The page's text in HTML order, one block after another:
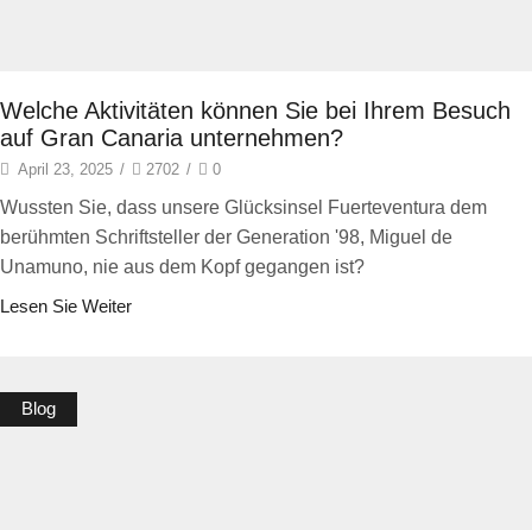
Welche Aktivitäten können Sie bei Ihrem Besuch
auf Gran Canaria unternehmen?
April 23, 2025 / 2702 / 0
Wussten Sie, dass unsere Glücksinsel Fuerteventura dem
berühmten Schriftsteller der Generation '98, Miguel de
Unamuno, nie aus dem Kopf gegangen ist?
Lesen Sie Weiter
Blog